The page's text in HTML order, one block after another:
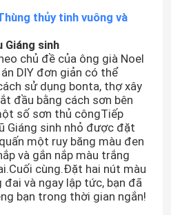
thủy tinh vuông và
Giáng sinh
chủ đề của ông già Noel
DIY đơn giản có thể
sử dụng bonta, thợ xây
đầu bằng cách sơn bên
số sơn thủ côngTiếp
Giáng sinh nhỏ được đặt
một ruy băng màu đen
và gắn nắp màu trắng
cùng.Đặt hai nút màu
và ngay lập tức, bạn đã
bạn trong thời gian ngắn!